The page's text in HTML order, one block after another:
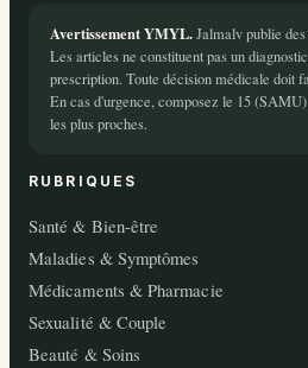
Avertissement YMYL.Jalmalv publie
Les articles ne constituent pas un
prescription. Toute décision médicale doit
En cas d'urgence, composez le 15
les plus proches.
RUBRIQUES
Santé & Bien-être
Maladies & Symptômes
Médicaments & Pharmacie
Sexualité & Couple
Beauté & Soins